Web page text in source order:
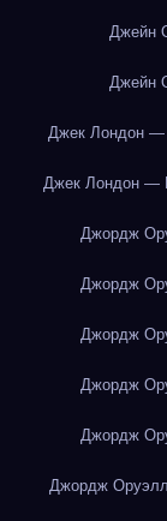
Джейн
Джейн
Джек Лондон
Джек Лондон —
Джордж
Джордж
Джордж
Джордж
Джордж
Джордж